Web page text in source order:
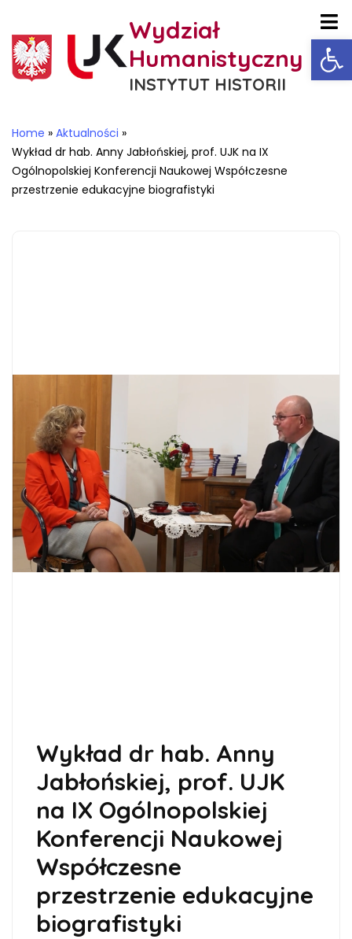
Wydział
Humanistyczny
INSTYTUT HISTORII
Home » Aktualności »
Wykład dr hab. Anny Jabłońskiej, prof. UJK na IX
Ogólnopolskiej Konferencji Naukowej Współczesne
przestrzenie edukacyjne biografistyki
Wykład dr hab. Anny
Jabłońskiej, prof. UJK
na IX Ogólnopolskiej
Konferencji Naukowej
Współczesne
przestrzenie edukacyjne
biografistyki